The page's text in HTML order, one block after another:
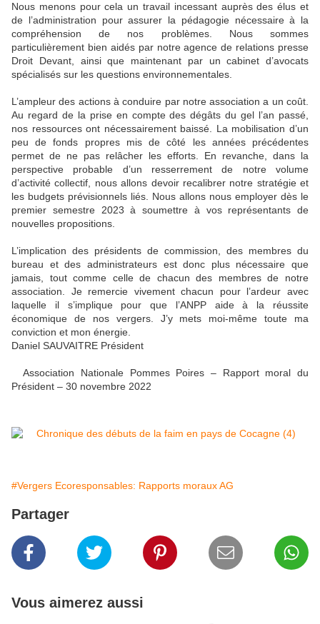
Nous menons pour cela un travail incessant auprès des élus et
de l’administration pour assurer la pédagogie nécessaire à la
compréhension de nos problèmes. Nous sommes
particulièrement bien aidés par notre agence de relations presse
Droit Devant, ainsi que maintenant par un cabinet d’avocats
spécialisés sur les questions environnementales.
L’ampleur des actions à conduire par notre association a un coût.
Au regard de la prise en compte des dégâts du gel l’an passé,
nos ressources ont nécessairement baissé. La mobilisation d’un
peu de fonds propres mis de côté les années précédentes
permet de ne pas relâcher les efforts. En revanche, dans la
perspective probable d’un resserrement de notre volume
d’activité collectif, nous allons devoir recalibrer notre stratégie et
les budgets prévisionnels liés. Nous allons nous employer dès le
premier semestre 2023 à soumettre à vos représentants de
nouvelles propositions.
L’implication des présidents de commission, des membres du
bureau et des administrateurs est donc plus nécessaire que
jamais, tout comme celle de chacun des membres de notre
association. Je remercie vivement chacun pour l’ardeur avec
laquelle il s’implique pour que l’ANPP aide à la réussite
économique de nos vergers. J’y mets moi-même toute ma
conviction et mon énergie.
Daniel SAUVAITRE Président
Association Nationale Pommes Poires – Rapport moral du
Président – 30 novembre 2022
#Vergers Ecoresponsables: Rapports moraux AG
Partager
Vous aimerez aussi